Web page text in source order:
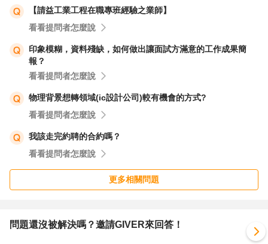
【請益工業工程在職專班經驗之業師】
看看提問者怎麼說
印象模糊，資料殘缺，如何做出讓面試方滿意的工作成果簡
報？
看看提問者怎麼說
物理背景想轉領域(ic設計公司)較有機會的方式?
看看提問者怎麼說
我該走完約聘的合約嗎？
看看提問者怎麼說
更多相關問題
問題還沒被解決嗎？邀請GIVER來回答！